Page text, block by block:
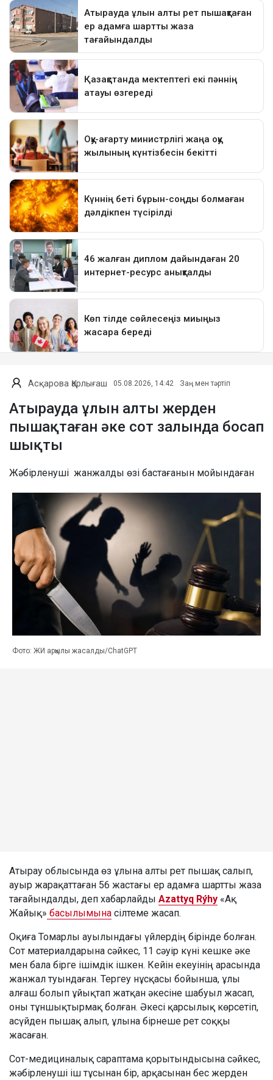
Асқарова Қарлығаш 05.08.2026, 14:42 Заң мен тәртіп
Атырауда ұлын алты жерден
пышақтаған әке сот залында босап
шықты
Жәбірленуші жанжалды өзі бастағанын мойындаған
Фото: ЖИ арқылы жасалды/ChatGPT
Атырау облысында өз ұлына алты рет пышақ салып,
ауыр жарақаттаған 56 жастағы ер адамға шартты жаза
тағайындалды, деп хабарлайды Azattyq Rýhy «Ақ
Жайық» басылымына сілтеме жасап.
Оқиға Томарлы ауылындағы үйлердің бірінде болған.
Сот материалдарына сәйкес, 11 сәуір күні кешке әке
мен бала бірге ішімдік ішкен. Кейін екеуінің арасында
жанжал туындаған. Тергеу нұсқасы бойынша, ұлы
алғаш болып ұйықтап жатқан әкесіне шабуыл жасап,
оны тұншықтырмақ болған. Әкесі қарсылық көрсетіп,
асүйден пышақ алып, ұлына бірнеше рет соққы
жасаған.
Сот-медициналық сараптама қорытындысына сәйкес,
жәбірленуші іш тұсынан бір, арқасынан бес жерден